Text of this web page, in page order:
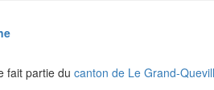
fait partie du canton de Le Grand-